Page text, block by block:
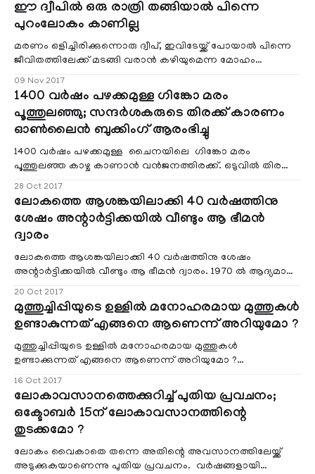
ഈ ദ്വീപില്‍ ഒരു രാത്രി തങ്ങിയാല്‍ പിന്നെ
പുറംലോകം കാണില്ല
മരണം ഒളിച്ചിരിക്കുന്നൊരു ദ്വീപ്‌, ഇവിടേയ്ക്ക് പോയാല്‍ പിന്നെ
ജീവിതത്തിലേക്ക് മടങ്ങി വരാന്‍ കഴിയുമെന്ന മോഹം
വേണ്ടയെന്നു മാത്രം. കേള്‍ക്കുമ്പോള്‍ തന്നെ ഒരു ഇംഗ്ലീഷ്
സിനിമയുടെ മണമടിക്കുന്നുണ്ടോ ? എങ്കില്‍ ഇങ്ങനെയൊരു
ദ്വീപുണ്ട്.
09 Nov 2017
1400 വര്‍ഷം പഴക്കമുള്ള ഗിങ്കോ മരം
പൂത്തുലഞ്ഞു; സന്ദര്‍ശകരുടെ തിരക്ക് കാരണം
ഓണ്‍ലൈന്‍ ബുക്കിംഗ് ആരംഭിച്ചു
1400 വര്‍ഷം പഴക്കമുള്ള ചൈനയിലെ ഗിങ്കോ മരം
പൂത്തുലഞ്ഞ കാഴ്ച കാണാന്‍ വന്‍ജനത്തിരക്ക്. ഒടുവില്‍ തിരക്ക്
കണക്കിലെടുത്ത് ഓണ്‍ലൈന്‍ ബുക്കിംഗ് വരെ
28 Oct 2017
ലോകത്തെ ആശങ്കയിലാക്കി 40 വര്‍ഷത്തിനു
ശേഷം അന്റാര്‍ട്ടിക്കയില്‍ വീണ്ടും ആ ഭീമന്‍
ദ്വാരം
ലോകത്തെ ആശങ്കയിലാക്കി 40 വര്‍ഷത്തിനു ശേഷം
അന്റാര്‍ട്ടിക്കയില്‍ വീണ്ടും ആ ഭീമന്‍ ദ്വാരം. 1970 ല്‍ ആദ്യമായി
അന്റാര്‍ട്ടിക്കയിലെ മഞ്ഞുപാളികളില്‍ ഇതിനു സമാനമായി
വലിയൊരു ദ്വാരം പ്രത്യക്ഷപ്പെട്ടിരുന്നു. അതിനു ശേഷം ഇതാ 40
വര്‍ഷങ്ങള്‍ക്കു ശേഷം അന്റാര്‍ട്ടക്കിന്റെ തെക്കുഭാഗത്തു നിന്ന്
നീങ്ങി മധ്യഭാഗത്തിനും സ
20 Oct 2017
മുത്തുച്ചിപ്പിയുടെ ഉള്ളിൽ മനോഹരമായ മുത്തുകൾ
ഉണ്ടാകുന്നത് എങ്ങനെ ആണെന്ന് അറിയുമോ ?
മുത്തുച്ചിപ്പിയുടെ ഉള്ളിൽ മനോഹരമായ മുത്തുകൾ
ഉണ്ടാക്കുന്നത് എങ്ങനെ ആണെന്ന് അറിയുമോ ?
മുത്തുച്ചിപ്പിയുടെ തോടിനകത്തു നിന്നെടുക്കുന്ന
നവരത്നങ്ങളിലൊന്നാണ് മുത്ത്. പേൾ ഓയിസ്റ്റർ എന്ന്
വിളിക്കുന്ന പിക്റ്റാഡ എന്ന ജീനസ്സിൽ ഉള്ള ഓയിസ്റ്ററുകളിൽ
നിന്ന് ആണ് പ്രധാനമായും മുത്തുകൾ ശേഖരിക്കുന്നത്.
16 Oct 2017
ലോകാവസാനത്തെക്കുറിച്ച് പുതിയ പ്രവചനം;
ഒക്ടോബര്‍ 15ന് ലോകാവസാനത്തിന്റെ
തുടക്കമോ ?
ലോകം വൈകാതെ തന്നെ അതിന്റെ അവസാനത്തിലേയ്ക്ക്
അടുക്കുകയാണെന്നു പുതിയ പ്രവചനം. വര്‍ഷങ്ങളായി